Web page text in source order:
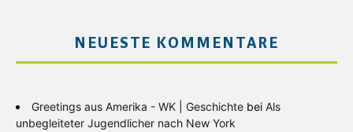
NEUESTE KOMMENTARE
Greetings aus Amerika - WK | Geschichte bei Als
unbegleiteter Jugendlicher nach New York